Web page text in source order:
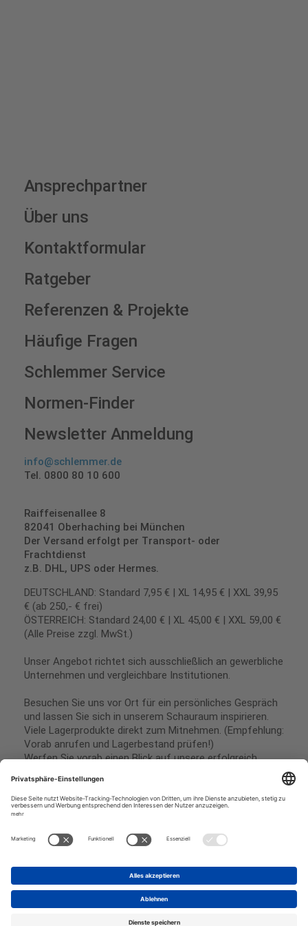
Ansprechpartner
Über uns
Kontaktformular
Ratgeber
Referenzen & Projekte
Häufige Fragen
Schlemmer Service
Normen-Finder
Newsletter Anmeldung
info@schlemmer.de
Tel. 0800 80 10 600
Raiffeisenallee 8
82041 Oberhaching bei München
Der Versand erfolgt per Transport- oder
Frachtdienst
z.B. DHL, UPS oder Hermes.
DEUTSCHLAND: Standard 7,95 € | XL 14,95 € | XXL 39,95
€ (ab 250,- € frei)
ÖSTERREICH: Standard 24,00 € | XL 45,00 € | XXL 59,00 €
(Alle Preise zzgl. MwSt.)
Unser Angebot richtet sich ausschließlich an gewerbliche
Unternehmen und vergleichbare Institutionen.
Besuchen Sie uns vor Ort für ein persönliches Gespräch
und lassen Sie sich in unserem Schauraum inspirieren.
Viele Lagerprodukte direkt zum Mitnehmen. (Empfehlung:
Vorab anrufen und Lagerbestand prüfen!)
Werfen Sie vorab einen Blick auf unsere erfolgreich
Impressum
Datenschutz
SEPA Lastschrift
Kreditkarte
Rechnungskauf